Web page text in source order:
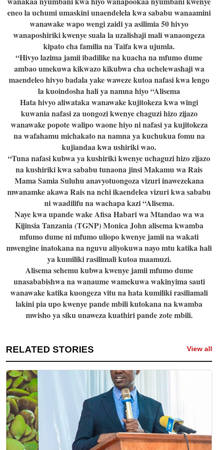
eneo la uchumi umaskini unaendelela kwa sababu wanaamini
wanawake wapo wengi zaidi ya asilimia 50 hivyo
wanaposhiriki kwenye suala la uzalishaji mali wanaongeza
kipato cha familia na Taifa kwa ujumla.
“Hivyo lazima jamii ibadilike na kuacha na mfumo dume
ambao umekuwa kikwazo kikubwa cha uchelewashaji wa
maendeleo hivyo badala yake waweze kutoa nafasi kwa lengo
la kuoindosha hali ya namna hiyo “Alisema
Hata hivyo aliwataka wanawake kujitokeza kwa wingi
kuwania nafasi za uongozi kwenye chaguzi hizo zijazo
wanawake popote walipo waone hiyo ni nafasi ya kujitokeza
na wafahamu michakato na namna ya kuchukua fomu na
kujiandaa kwa ushiriki wao.
“Tuna nafasi kubwa ya kushiriki kwenye uchaguzi hizo zijazo
na kushiriki kwa sababu tunaona jinsi Makamu wa Rais
Mama Samia Suluhu anavyotuongoza vizuri inawezekana
mwanamke akawa Rais na nchi ikaendelea vizuri kwa sababu
ni waadilifu na wachapa kazi “Alisema.
Naye kwa upande wake Afisa Habari wa Mtandao wa wa
Kijinsia Tanzania (TGNP) Monica John alisema kwamba
mfumo dume ni mfumo uliopo kwenye jamii na wakati
mwengine inatokana na nguvu aliyokuwa nayo mtu katika hali
ya kumiliki rasilimali kutoa maamuzi.
Alisema sehemu kubwa kwenye jamii mfumo dume
unasababishwa na wanaume wamekuwa wakinyima sauti
wanawake katika kuongeza vitu na hata kumiliki rasiliamali
lakini pia upo kwenye pande mbili kutokana na kwamba
mwisho ya siku unaweza kuathiri pande zote mbili.
RELATED STORIES View all